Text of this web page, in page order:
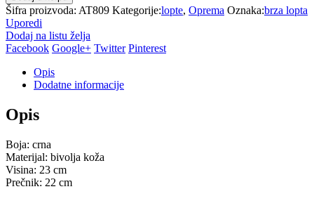
Šifra proizvoda: AT809 Kategorije:lopte, Oprema Oznaka:brza lopta
Uporedi
Dodaj na listu želja
Facebook Google+ Twitter Pinterest
Opis
Dodatne informacije
Opis
Boja: crna
Materijal: bivolja koža
Visina: 23 cm
Prečnik: 22 cm